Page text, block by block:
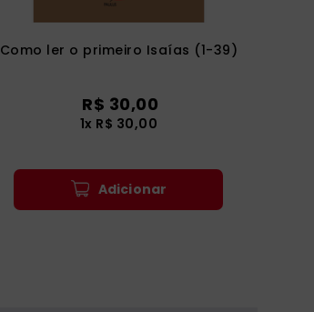
Como ler o primeiro Isaías (1-39)
R$ 30,00
1x R$ 30,00
Adicionar